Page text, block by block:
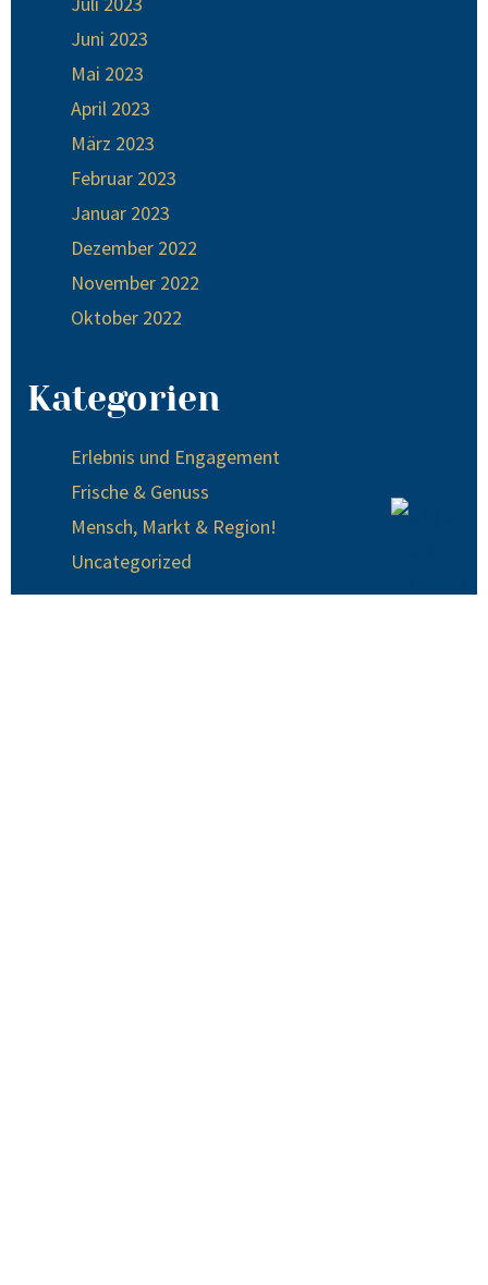
Juni 2023
Mai 2023
April 2023
März 2023
Februar 2023
Januar 2023
Dezember 2022
November 2022
Oktober 2022
Kategorien
Erlebnis und Engagement
Frische & Genuss
Mensch, Markt & Region!
Uncategorized